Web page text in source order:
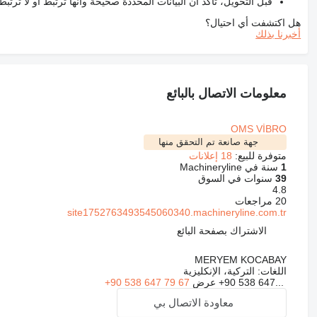
هل اكتشفت أي احتيال؟
أخبرنا بذلك
معلومات الاتصال بالبائع
OMS VİBRO
جهة صانعة تم التحقق منها
متوفرة للبيع: 18 إعلانات
1سنة في Machineryline
39سنوات في السوق
4.8
20 مراجعات
site1752763493545060340.machineryline.com.tr
الاشتراك بصفحة البائع
MERYEM KOCABAY
اللغات: التركية، الإنكليزية
+90 538 647... عرض +90 538 647 79 67
معاودة الاتصال بي